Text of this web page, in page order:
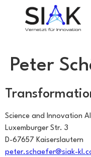
Peter
Science and Innovation
Luxemburger Str. 3
D-67657 Kaiserslautern
peter.schaefer@siak-